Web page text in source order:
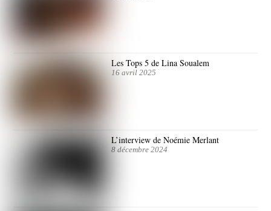
Les Tops 5 de Lina Soualem
16 avril 2025
L’interview de Noémie Merlant
8 décembre 2024